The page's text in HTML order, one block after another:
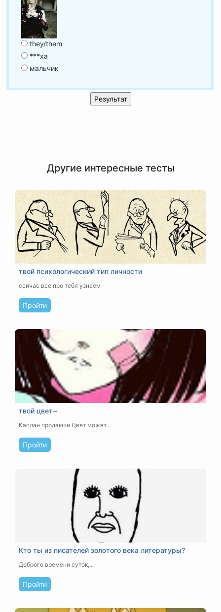
they/them
***ха
мальчик
Другие интересные тесты
твой психологический тип личности
сейчас все про тебя узнаем
Пройти
твой цвет~
Каплан продакшн Цвет может...
Пройти
Кто ты из писателей золотого века литературы?
Доброго времени суток,...
Пройти